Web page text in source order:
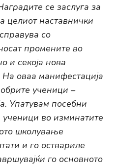
се заслуга за
целиот наставнички
со
промените во
и секоја нова
На оваа манифестација
ученици –
Упатувам посебни
во изминатите
школување
и го оствариле
го основното